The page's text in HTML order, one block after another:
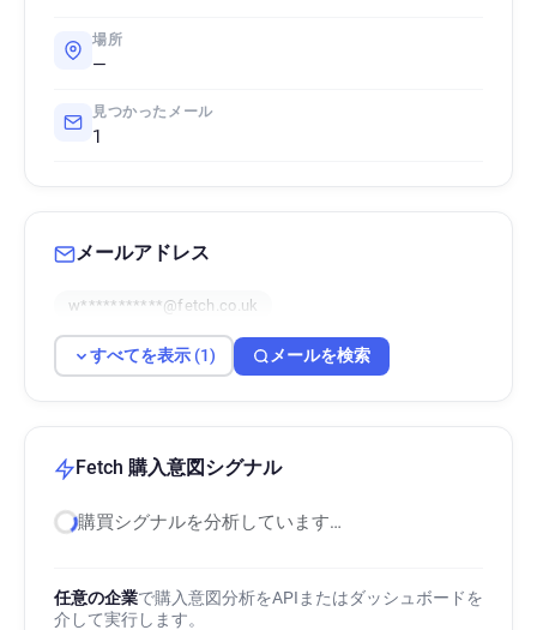
場所
—
見つかったメール
1
メールアドレス
w***********@fetch.co.uk
すべてを表示 (1) メールを検索
Fetch 購入意図シグナル
購買シグナルを分析しています…
任意の企業で購入意図分析をAPIまたはダッシュボードを
介して実行します。